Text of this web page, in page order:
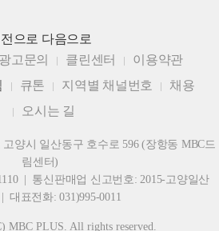
으로 다음으로
고문의 클린센터
이용약관
큐톤 지역별 채널번호
채용
오시는 길
양시 일산동구 호수로 596 (장항동 MBC드
림센터)
| 통신판매업 신고번호: 2015-고양일산
대표전화: 031)995-0011
MBC PLUS. All rights reserved.